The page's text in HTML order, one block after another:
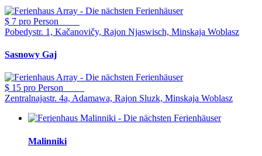
$ 7 pro Person
Pobedystr. 1, Kačanovičy, Rajon Njaswisch, Minskaja Woblasz
Sasnowy Gaj
$ 15 pro Person
Zentralnajastr. 4a, Adamawa, Rajon Sluzk, Minskaja Woblasz
Malinniki